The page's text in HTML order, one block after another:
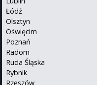
Łódź
Olsztyn
Oświęcim
Poznań
Radom
Ruda Śląska
Rybnik
Rzeszów